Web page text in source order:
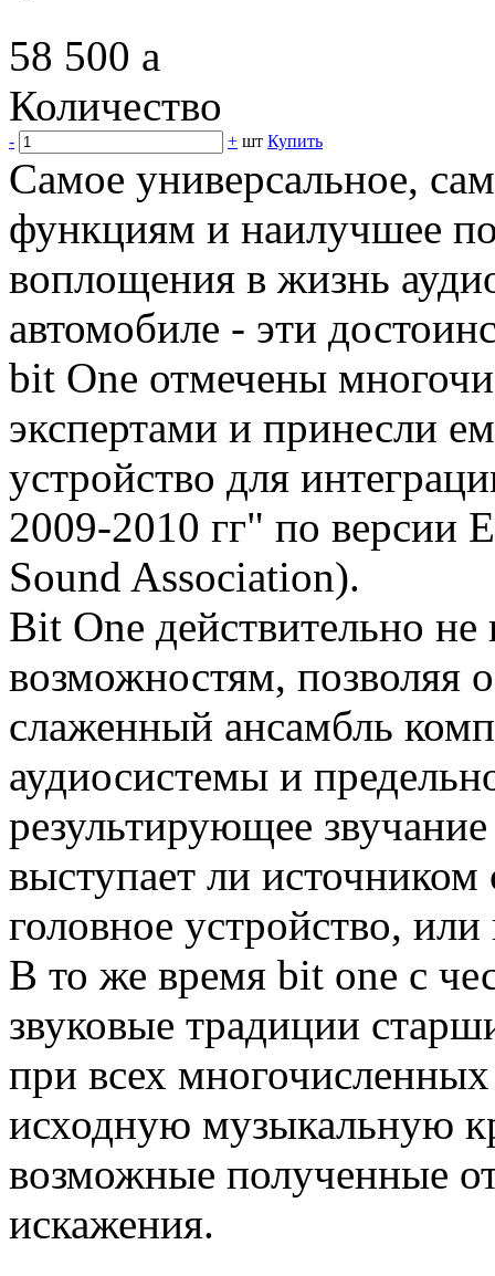
58 500 a
Количество
- + шт Купить
Самое универсальное,
функциям и наилучшее по
воплощения в жизнь
автомобиле - эти
bit One отмечены
экспертами и принесли
устройство для
2009-2010 гг" по версии
Sound Association).
Bit One действительно
возможностям, позволяя
слаженный ансамбль
аудиосистемы и
результирующее
выступает ли источником
головное устройство,
В то же время bit one с
звуковые традиции
при всех многочисленных
исходную музыкальную
возможные полученные
искажения.